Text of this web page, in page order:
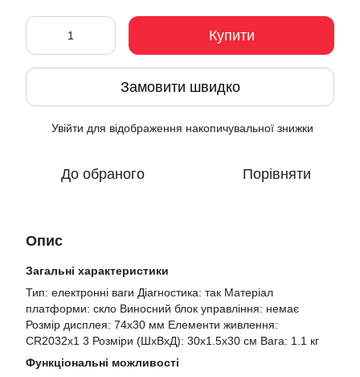
Купити
Замовити швидко
Увійти для відображення накопичувальної знижки
До обраного Порівняти
Опис
Загальні характеристики
Тип: електронні ваги Діагностика: так Матеріал
платформи: скло Виносний блок управління: немає
Розмір дисплея: 74х30 мм Елементи живлення:
CR2032x1 3 Розміри (ШхВхД): 30x1.5x30 см Вага: 1.1 кг
Функціональні можливості